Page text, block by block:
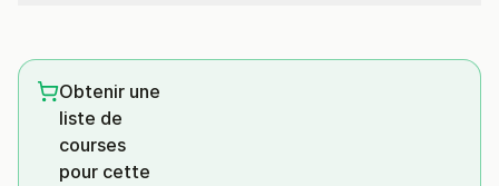
Obtenir une
liste de
courses
pour cette